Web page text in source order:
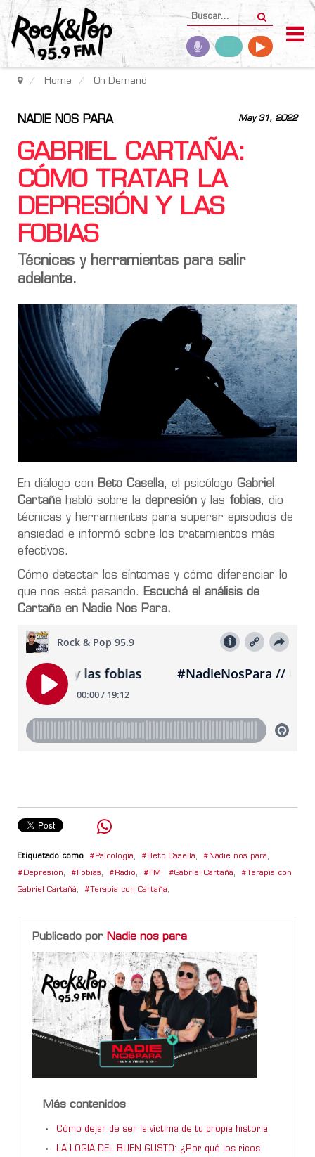
Home On Demand
May 31, 2022
NADIE NOS PARA
GABRIEL CARTAÑA:
CÓMO TRATAR LA
DEPRESIÓN Y LAS
FOBIAS
Técnicas y herramientas para salir
adelante.
En diálogo con Beto Casella, el psicólogo Gabriel
Cartaña habló sobre la depresión y las fobias, dio
técnicas y herramientas para superar episodios de
ansiedad e informó sobre los tratamientos más
efectivos.
Cómo detectar los síntomas y cómo diferenciar lo
que nos está pasando.
Escuchá el análisis de
Cartaña en Nadie Nos Para.
Etiquetado como Psicología, Beto Casella, Nadie nos para,
Depresión, Fobias, Radio, FM , Gabriel Cartañá, Terapia con
Gabriel Cartañá, Terapia con Cartaña,
Publicado por Nadie nos para
Más contenidos
Cómo dejar de ser la víctima de tu propia historia
LA LOGIA DEL BUEN GUSTO: ¿Por qué los ricos